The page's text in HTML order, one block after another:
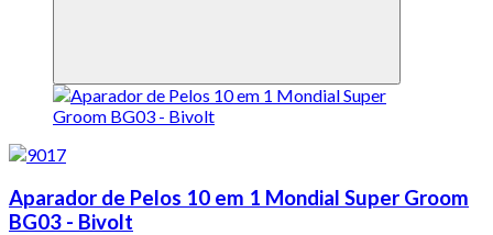
Aparador de Pelos 10 em 1 Mondial Super Groom
BG03 - Bivolt